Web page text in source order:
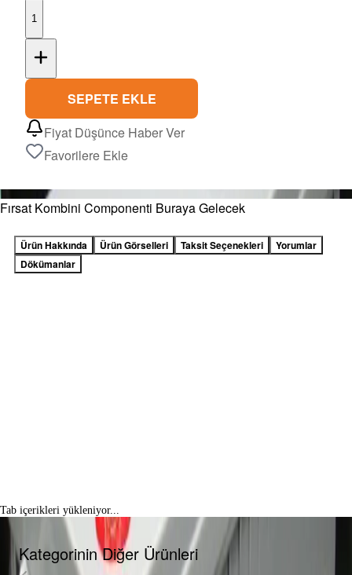
1
SEPETE EKLE
Fiyat Düşünce Haber Ver
Favorilere Ekle
Fırsat Kombini Componenti Buraya Gelecek
Ürün Hakkında Ürün Görselleri Taksit Seçenekleri
Yorumlar
Dökümanlar
Tab içerikleri yükleniyor...
Kategorinin Diğer Ürünleri